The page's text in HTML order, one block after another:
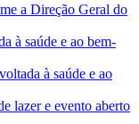
a Direção Geral do
à saúde e ao